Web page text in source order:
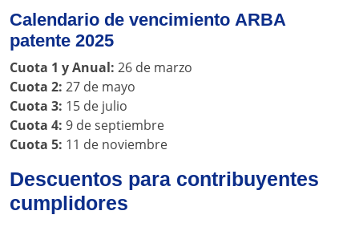
Calendario de vencimiento ARBA
patente 2025
Cuota 1 y Anual: 26 de marzo
Cuota 2: 27 de mayo
Cuota 3: 15 de julio
Cuota 4: 9 de septiembre
Cuota 5: 11 de noviembre
Descuentos para contribuyentes
cumplidores